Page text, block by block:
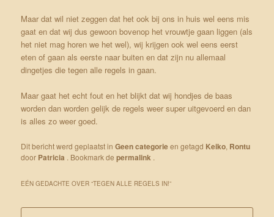
Maar dat wil niet zeggen dat het ook bij ons in huis wel eens mis
gaat en dat wij dus gewoon bovenop het vrouwtje gaan liggen (als
het niet mag horen we het wel), wij krijgen ook wel eens eerst
eten of gaan als eerste naar buiten en dat zijn nu allemaal
dingetjes die tegen alle regels in gaan.
Maar gaat het echt fout en het blijkt dat wij hondjes de baas
worden dan worden gelijk de regels weer super uitgevoerd en dan
is alles zo weer goed.
Dit bericht werd geplaatst inGeen categorieen getagd Keiko, Rontu
door Patricia . Bookmark depermalink .
EÉN GEDACHTE OVER “TEGEN ALLE REGELS IN!”